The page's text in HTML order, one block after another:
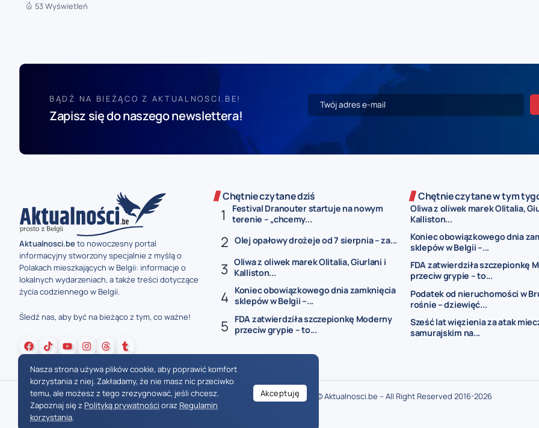
53 Wyświetleń
BĄDŹ NA BIEŻĄCO Z AKTUALNOSCI.BE!
Zapisz się do naszego newslettera!
Aktualnosci.beto nowoczesny portal
informacyjny stworzony specjalnie z myślą o
Polakach mieszkających w Belgii: informacje o
lokalnych wydarzeniach, a także treści dotyczące
życia codziennego w Belgii.
Śledź nas, aby być na bieżąco z tym, co ważne!
Chętnie czytane dziś
Festival Dranouter startuje na nowym
terenie – „chcemy...
Olej opałowy drożeje od 7 sierpnia – za...
Oliwa z oliwek marek Olitalia, Giurlani i
Kalliston...
Koniec obowiązkowego dnia zamknięcia
sklepów w Belgii –...
FDA zatwierdziła szczepionkę Moderny
przeciw grypie – to...
Chętnie czytane w tym
Oliwa z oliwek marek Olitalia,
Kalliston...
Koniec obowiązkowego dnia
sklepów w Belgii –...
FDA zatwierdziła szczepionkę
przeciw grypie – to...
Podatek od nieruchomości w
rośnie – dziewięć...
Sześć lat więzienia za atak
samurajskim na...
© Aktualnosci.be – All Right Reserved 2016-2026
Nasza strona używa plików cookie, aby poprawić komfort
korzystania z niej. Zakładamy, że nie masz nic przeciwko
temu, ale możesz z tego zrezygnować, jeśli chcesz.
Zapoznaj się z Polityką prywatności oraz Regulamin
korzystania.
Akceptuję